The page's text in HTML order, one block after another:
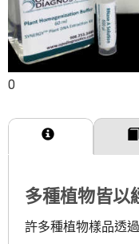
0
多種植物皆以
許多種植物樣品透